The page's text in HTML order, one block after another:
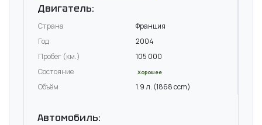
Двигатель:
Страна
Франция
Год
2004
Пробег (км.)
105 000
Состояние
Хорошее
Объём 1.9 л. (1868 ccm)
Автомобиль: